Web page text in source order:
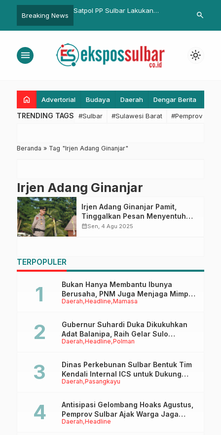
Breaking News
Gubernur
Ini Harus Kita
Satpol PP Sulbar Lakukan
Ruas Jalan Arteri Mamuju
Biro
Asistensi
search
menu light_mode
home Advertorial Budaya Daerah Dengar Berita
TRENDING TAGS #Sulbar #Sulawesi Barat #Pemprov
Beranda » Tag "Irjen Adang Ginanjar"
Irjen Adang Ginanjar
Irjen Adang Ginanjar Pamit,
Tinggalkan Pesan Menyentuh
untuk Jajaran Polda Sulbar
calendar_monthSen, 4 Agu 2025
TERPOPULER
Daerah Headline Mamasa
Bukan Hanya Membantu Ibunya
Berusaha, PNM Juga Menjaga Mimpi
Anaknya Untuk Menggapai Cita-Cita
Daerah Headline Polman
Gubernur Suhardi Duka Dikukuhkan
Adat Balanipa, Raih Gelar Sulo
Tappidena
Daerah Pasangkayu
Dinas Perkebunan Sulbar Bentuk Tim
Kendali Internal ICS untuk Dukung
Sertifikasi ISPO Pekebun di
Daerah Headline
Antisipasi Gelombang Hoaks Agustus,
Pemprov Sulbar Ajak Warga Jaga
Ruang Digital